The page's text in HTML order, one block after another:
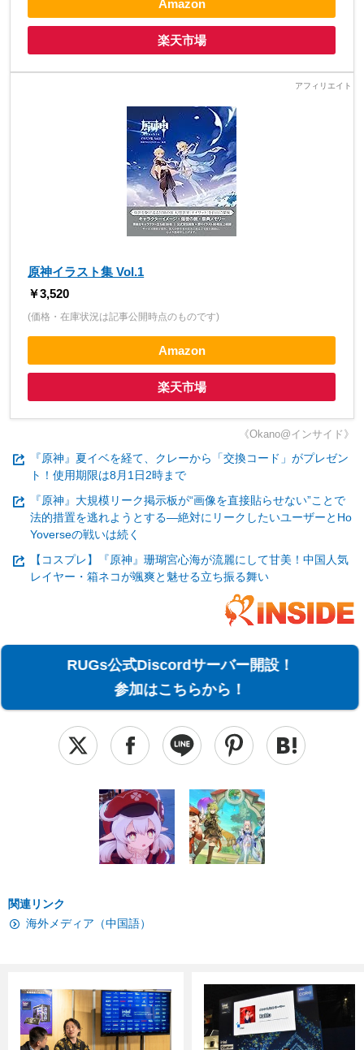
Amazon
楽天市場
原神イラスト集 Vol.1
￥3,520
(価格・在庫状況は記事公開時点のものです)
Amazon
楽天市場
《Okano@インサイド》
『原神』夏イベを経て、クレーから「交換コード」がプレゼン
ト！使用期限は8月1日2時まで
『原神』大規模リーク掲示板が“画像を直接貼らせない”ことで
法的措置を逃れようとする―絶対にリークしたいユーザーとHo
Yoverseの戦いは続く
【コスプレ】『原神』珊瑚宮心海が流麗にして甘美！中国人気
レイヤー・箱ネコが颯爽と魅せる立ち振る舞い
RUGs公式Discordサーバー開設！
参加はこちらから！
関連リンク
海外メディア（中国語）